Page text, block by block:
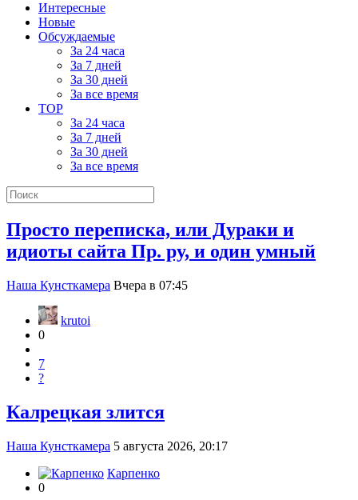
Интересные
Новые
Обсуждаемые
За 24 часа
За 7 дней
За 30 дней
За все время
TOP
За 24 часа
За 7 дней
За 30 дней
За все время
Просто переписка, или Дураки и
идиоты сайта Пр. ру, и один умный
Наша Кунсткамера Вчера в 07:45
krutoi
0
7
?
Калрецкая злится
Наша Кунсткамера 5 августа 2026, 20:17
Карпенко
0